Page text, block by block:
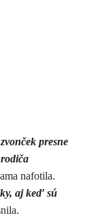
presne
nafotila.
aj keď sú